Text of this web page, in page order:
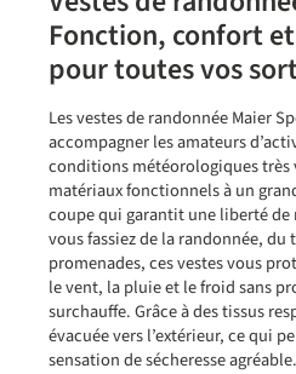
Fonction, confort
pour toutes vos
Les vestes de randonnée Maier
accompagner les amateurs
conditions météorologiques très
matériaux fonctionnels à un
coupe qui garantit une liberté
vous fassiez de la randonnée,
promenades, ces vestes vous
le vent, la pluie et le froid sans
surchauffe. Grâce à des tissus
évacuée vers l’extérieur, ce qui
sensation de sécheresse agréable.